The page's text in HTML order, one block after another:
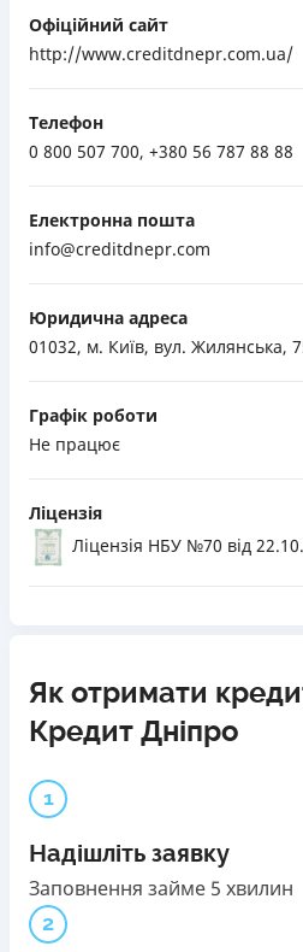
Офіційний сайт
http://www.creditdnepr.com.ua/
Телефон
0 800 507 700, +380 56 787 88 88
Електронна пошта
info@creditdnepr.com
Юридична адреса
01032, м. Київ, вул. Жилянська,
Графік роботи
Не працює
Ліцензія
Ліцензія НБУ №70 від
Як отримати
Кредит Дніпро
1
Надішліть заявку
Заповнення займе 5 хвилин
2